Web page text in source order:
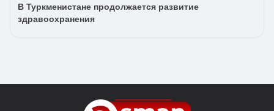
В Туркменистане продолжается развитие
здравоохранения